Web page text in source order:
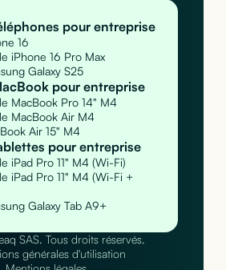
pour entreprise
16
iPhone 16 Pro Max
Galaxy S25
pour entreprise
MacBook Pro 14" M4
MacBook Air M4
Air 15" M4
pour entreprise
iPad Pro 11" M4 (Wi-Fi)
iPad Pro 11" M4 (Wi-Fi +
Galaxy Tab A9+
SAS. Tous droits réservés.
générales d'utilisation